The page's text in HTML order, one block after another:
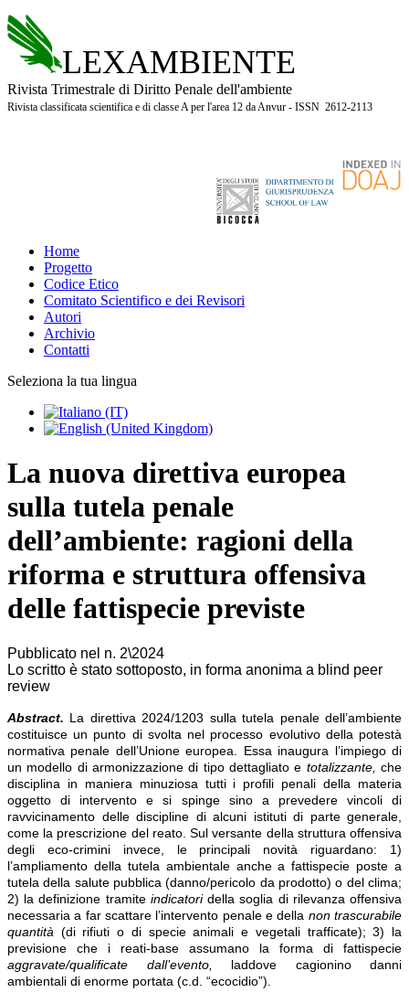
LEXAMBIENTE
Rivista Trimestrale di Diritto Penale dell'ambiente
Rivista classificata scientifica e di classe A per l'area 12 da Anvur - ISSN 2612-2113
Home
Progetto
Codice Etico
Comitato Scientifico e dei Revisori
Autori
Archivio
Contatti
Seleziona la tua lingua
La nuova direttiva europea
sulla tutela penale
dell’ambiente: ragioni della
riforma e struttura offensiva
delle fattispecie previste
Pubblicato nel n. 2\2024
Lo scritto è stato sottoposto, in forma anonima a blind peer
review
Abstract. La direttiva 2024/1203 sulla tutela penale dell’ambiente
costituisce un punto di svolta nel processo evolutivo della potestà
normativa penale dell’Unione europea. Essa inaugura l’impiego di
un modello di armonizzazione di tipo dettagliato e totalizzante,che
disciplina in maniera minuziosa tutti i profili penali della materia
oggetto di intervento e si spinge sino a prevedere vincoli di
ravvicinamento delle discipline di alcuni istituti di parte generale,
come la prescrizione del reato. Sul versante della struttura offensiva
degli eco-crimini invece, le principali novità riguardano: 1)
l’ampliamento della tutela ambientale anche a fattispecie poste a
tutela della salute pubblica (danno/pericolo da prodotto) o del clima;
2) la definizione tramite indicatoridella soglia di rilevanza offensiva
necessaria a far scattare l’intervento penale e della non trascurabile
quantità (di rifiuti o di specie animali e vegetali trafficate); 3) la
previsione che i reati-base assumano la forma di fattispecie
aggravate/qualificate dall’evento, laddove cagionino danni
ambientali di enorme portata (c.d. “ecocidio”).